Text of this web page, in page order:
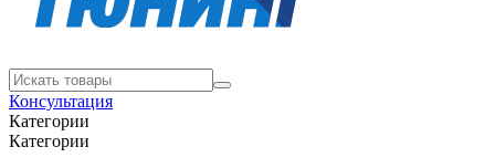
Консультация
Категории
Категории